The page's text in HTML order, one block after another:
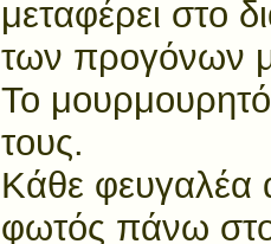
μεταφέρει στο
των προγόνων
Το
τους.
Κάθε φευγαλέα
φωτός πάνω